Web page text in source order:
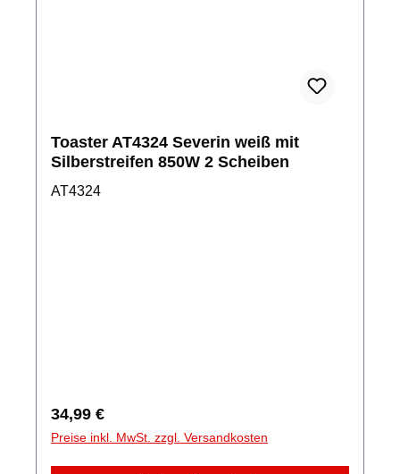
Toaster AT4324 Severin weiß mit
Silberstreifen 850W 2 Scheiben
AT4324
Regulärer Preis:
34,99 €
Preise inkl. MwSt. zzgl. Versandkosten